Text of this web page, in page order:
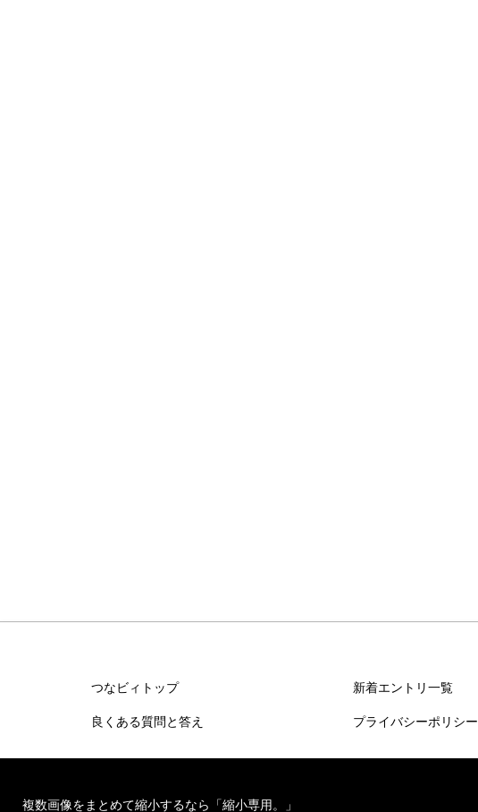
つなビィトップ 新着エントリ一覧
良くある質問と答え
プライバシーポリシー
複数画像をまとめて縮小するなら「縮小専用。」